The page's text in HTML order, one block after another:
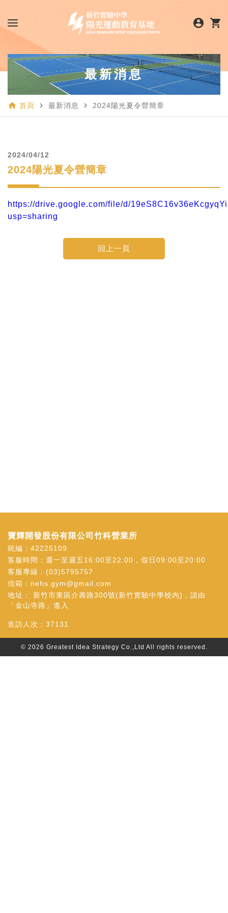
account_circle shopping_cart
n_banner.png)
最新消息
home 首頁 navigate_next 最新消息 navigate_next 2024陽光夏令營簡章
2024/04/12
2024陽光夏令營簡章
https://drive.google.com/file/d/
usp=sharing
寶輝開發股份有限公司竹科營業所
統編：42225109
客服時間：週一至週五16:00至22:00，假日09:00至20:00
客服專線： (03)5795757
信箱： nehs.gym@gmail.com
地址： 新竹市東區介壽路300號(新竹實驗中學校內)，請由
「金山寺路」進入
造訪人次： 37131
© 2026 Greatest Idea Strategy Co.,Ltd All rights reserved.